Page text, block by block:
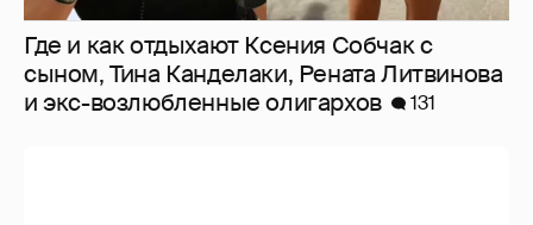
Где и как отдыхают Ксения Собчак с
сыном, Тина Канделаки, Рената Литвинова
и экс-возлюбленные олигархов
131